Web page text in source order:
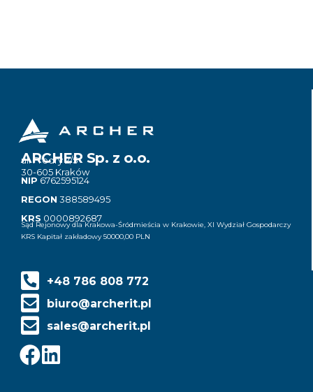
ARCHER Sp. z o.o.
ul. Fredry 2/5
30-605 Kraków
NIP 6762595124
REGON 388589495
KRS 0000892687
Sąd Rejonowy dla Krakowa-Śródmieścia w Krakowie, XI Wydział Gospodarczy
KRS Kapitał zakładowy 50000,00 PLN
+48 786 808 772
biuro@archerit.pl
sales@archerit.pl